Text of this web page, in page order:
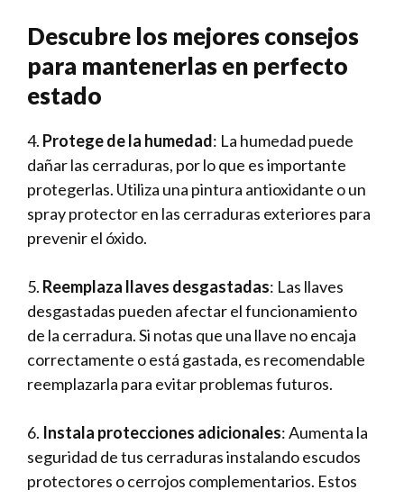
Descubre los mejores consejos
para mantenerlas ‍en perfecto
estado
4. Protege de la humedad:⁢ La humedad puede
dañar las cerraduras, ⁤por ​lo que es importante
protegerlas. Utiliza una pintura antioxidante o un
spray protector en las cerraduras exteriores para
prevenir el óxido.
5. ‍ Reemplaza llaves​ desgastadas: ‌Las llaves
desgastadas pueden afectar el funcionamiento
de la cerradura.⁣ Si notas que una llave no ⁤encaja
correctamente o está gastada, ​es recomendable
reemplazarla para evitar problemas futuros.
6. Instala protecciones adicionales: ⁢Aumenta la
seguridad de ⁣tus cerraduras instalando⁤ escudos
protectores o cerrojos complementarios.‌ Estos